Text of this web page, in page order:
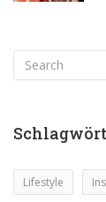
Lifestyle